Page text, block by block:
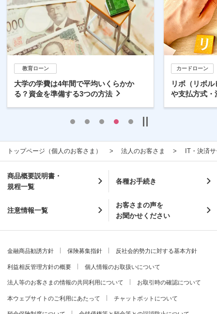
教育ローン
大学の学費は4年間で平均いくらかか
る？資金を準備する3つの方法
カードローン
リボ（リボ
や支払方式・
トップページ（個人のお客さま） 法人のお客さま IT・決済
商品概要説明書・
規程一覧
各種お手続き
注意情報一覧
お客さまの声を
お聞かせください
金融商品勧誘方針 保険募集指針 反社会的勢力に対する基本方針
利益相反管理方針の概要 個人情報のお取扱いについて
法人等のお客さまの情報の共同利用について お取引時の確認について
本ウェブサイトのご利用にあたって チャットボットについて